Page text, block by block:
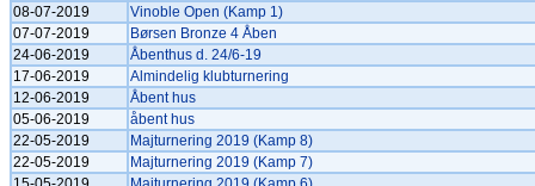
08-07-2019
Vinoble Open (Kamp 1)
07-07-2019
Børsen Bronze 4 Åben
24-06-2019
Åbenthus d. 24/6-19
17-06-2019
Almindelig klubturnering
12-06-2019
Åbent hus
05-06-2019
åbent hus
22-05-2019
Majturnering 2019 (Kamp 8)
22-05-2019
Majturnering 2019 (Kamp 7)